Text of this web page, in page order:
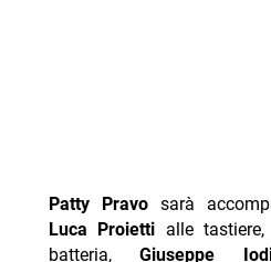
Patty Pravosarà
Luca Proietti alle tastiere,
batteria,Giuseppe